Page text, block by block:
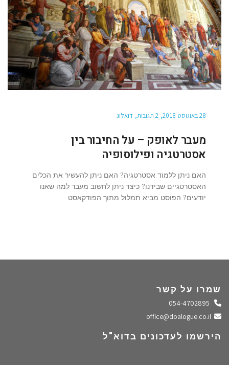
28 באוגוסט 2018 2 תגובות דואלוג
מעבר לאופק – על החיבור בין
אסטרטגיה ופילוסופיה
האם ניתן ללמוד אסטרטגיה? האם ניתן להעשיר את הכלים
האסטרטגיים שבידנו? כיצד ניתן לחשוב מעבר למה שאנו
יודעים? הפוסט מביא תמלול מתוך הפודקאסט
שמרו על קשר
התקשרו אלינו
שלחו מייל
הירשמו לעדכונים בדוא"ל